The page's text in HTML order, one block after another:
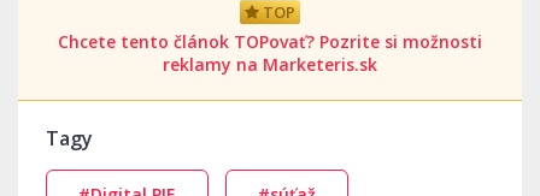
TOP
Chcete tento článok TOPovať? Pozrite si možnosti
reklamy na Marketeris.sk
Tagy